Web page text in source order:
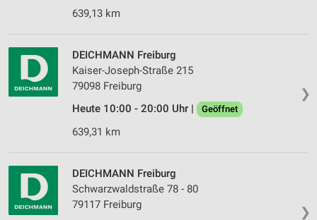
639,13 km
❯
DEICHMANN Freiburg
Kaiser-Joseph-Straße 215
79098 Freiburg
Heute 10:00 - 20:00 Uhr |
Geöffnet
639,31 km
❯
DEICHMANN Freiburg
Schwarzwaldstraße 78 - 80
79117 Freiburg